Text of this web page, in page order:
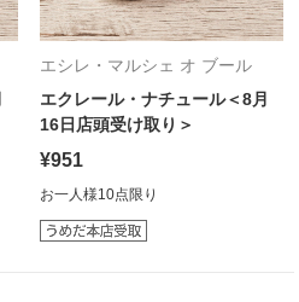
エシレ・マルシェ オ ブール
エクレール・ナチュール＜8月
16日店頭受け取り＞
¥951
お一人様10点限り